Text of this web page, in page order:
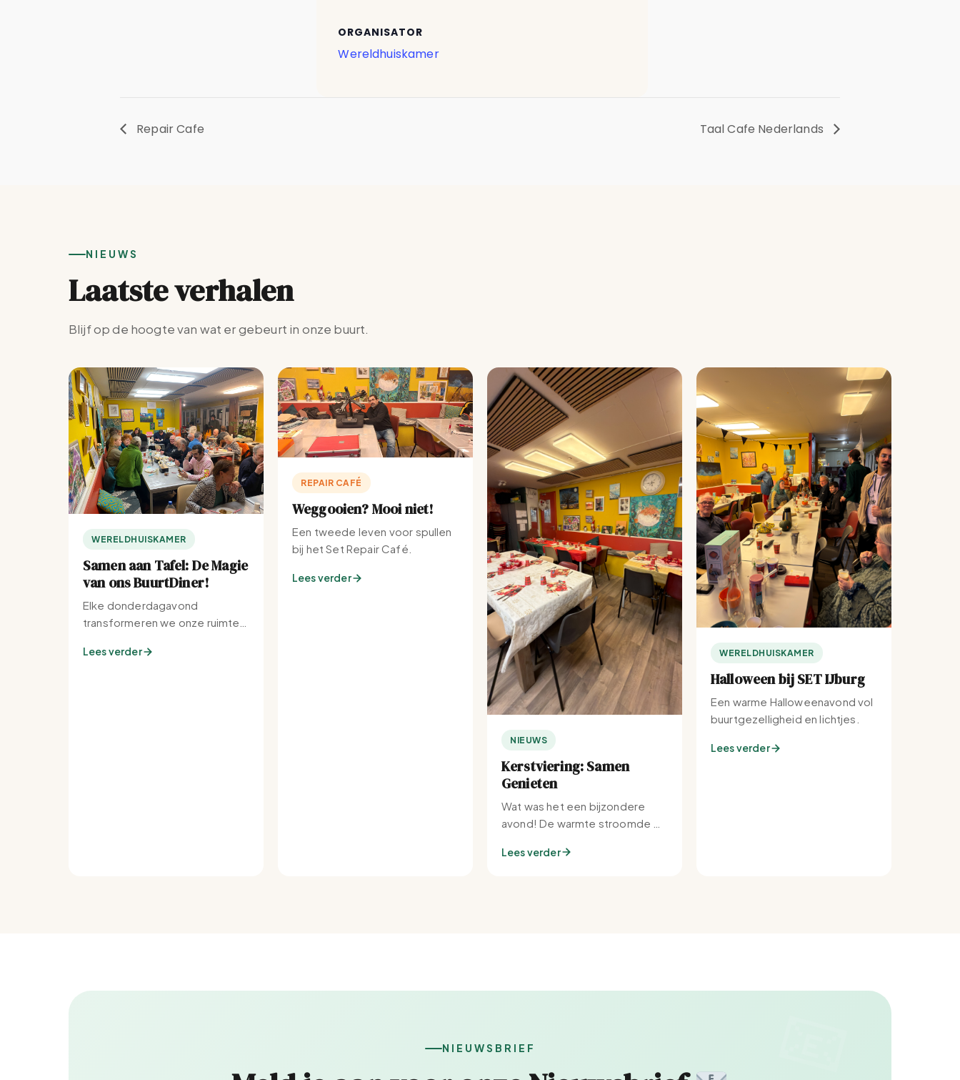
ORGANISATOR
Wereldhuiskamer
Repair Cafe Taal Cafe Nederlands
NIEUWS
Laatste verhalen
Blijf op de hoogte van wat er gebeurt in onze buurt.
WERELDHUISKAMER
Samen aan Tafel: De Magie
van ons BuurtDiner!
Elke donderdagavond
transformeren we onze ruimte
buurt.
Lees verder
REPAIR CAFÉ
Weggooien? Mooi niet!
Een tweede leven voor spullen
bij het Set Repair Café.
Lees verder
NIEUWS
Kerstviering: Samen
Genieten
Wat was het een bijzondere
avond! De warmte stroomde bij
Lees verder
WERELDHUISKAMER
Halloween bij SET IJburg
Een warme Halloweenavond vol
buurtgezelligheid en lichtjes.
Lees verder
NIEUWSBRIEF